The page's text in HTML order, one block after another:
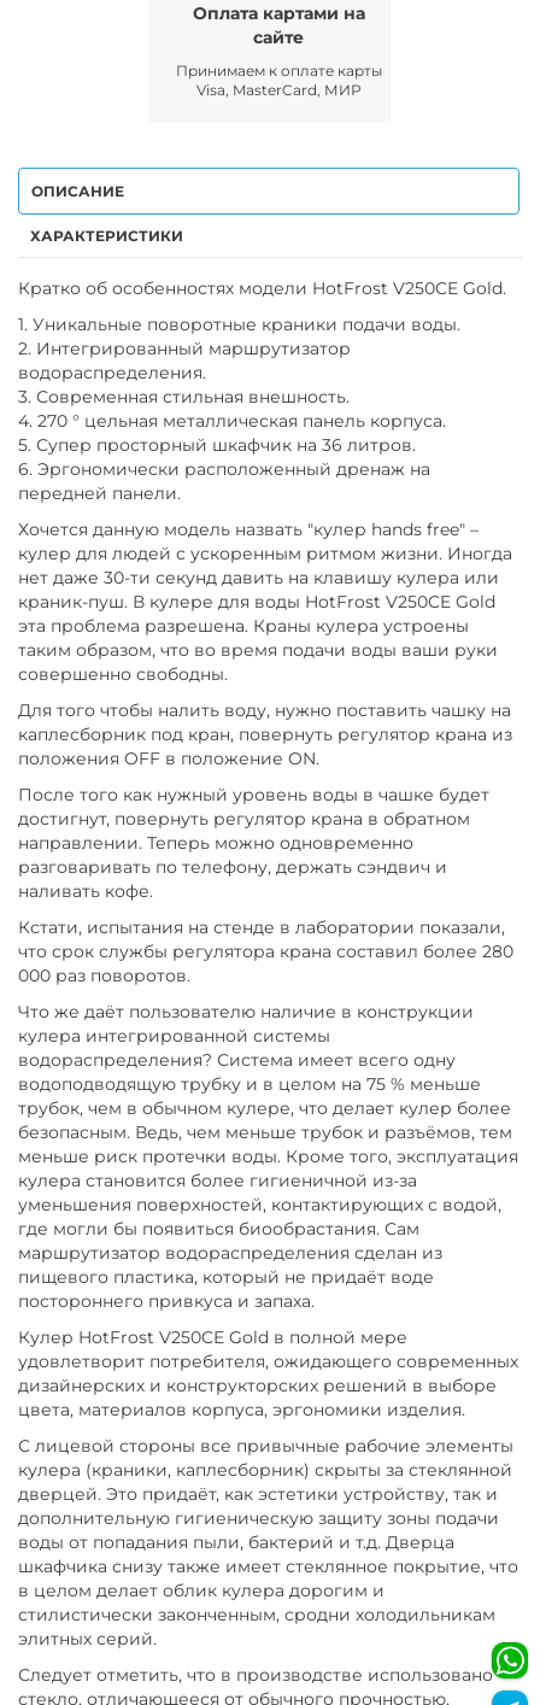
Оплата картами на
сайте
Принимаем к оплате карты
Visa, MasterCard, МИР
ОПИСАНИЕ
ХАРАКТЕРИСТИКИ
Кратко об особенностях модели HotFrost V250CE Gold.
1. Уникальные поворотные краники подачи воды.
2. Интегрированный маршрутизатор
водораспределения.
3. Современная стильная внешность.
4. 270 ° цельная металлическая панель корпуса.
5. Супер просторный шкафчик на 36 литров.
6. Эргономически расположенный дренаж на
передней панели.
Хочется данную модель назвать "кулер hands free" –
кулер для людей с ускоренным ритмом жизни. Иногда
нет даже 30-ти секунд давить на клавишу кулера или
краник-пуш. В кулере для воды HotFrost V250CE Gold
эта проблема разрешена. Краны кулера устроены
таким образом, что во время подачи воды ваши руки
совершенно свободны.
Для того чтобы налить воду, нужно поставить чашку на
каплесборник под кран, повернуть регулятор крана из
положения OFF в положение ON.
После того как нужный уровень воды в чашке будет
достигнут, повернуть регулятор крана в обратном
направлении. Теперь можно одновременно
разговаривать по телефону, держать сэндвич и
наливать кофе.
Кстати, испытания на стенде в лаборатории показали,
что срок службы регулятора крана составил более 280
000 раз поворотов.
Что же даёт пользователю наличие в конструкции
кулера интегрированной системы
водораспределения? Система имеет всего одну
водоподводящую трубку и в целом на 75 % меньше
трубок, чем в обычном кулере, что делает кулер более
безопасным. Ведь, чем меньше трубок и разъёмов, тем
меньше риск протечки воды. Кроме того, эксплуатация
кулера становится более гигиеничной из-за
уменьшения поверхностей, контактирующих с водой,
где могли бы появиться биообрастания. Сам
маршрутизатор водораспределения сделан из
пищевого пластика, который не придаёт воде
постороннего привкуса и запаха.
Кулер HotFrost V250CE Gold в полной мере
удовлетворит потребителя, ожидающего современных
дизайнерских и конструкторских решений в выборе
цвета, материалов корпуса, эргономики изделия.
С лицевой стороны все привычные рабочие элементы
кулера (краники, каплесборник) скрыты за стеклянной
дверцей. Это придаёт, как эстетики устройству, так и
дополнительную гигиеническую защиту зоны подачи
воды от попадания пыли, бактерий и т.д. Дверца
шкафчика снизу также имеет стеклянное покрытие, что
в целом делает облик кулера дорогим и
стилистически законченным, сродни холодильникам
элитных серий.
Следует отметить, что в производстве использовано
стекло, отличающееся от обычного прочностью,